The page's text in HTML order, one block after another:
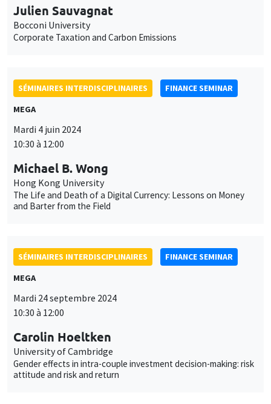
Julien Sauvagnat
Bocconi University
Corporate Taxation and Carbon Emissions
SÉMINAIRES INTERDISCIPLINAIRES
FINANCE SEMINAR
MEGA
Mardi 4 juin 2024
10:30 à 12:00
Michael B. Wong
Hong Kong University
The Life and Death of a Digital Currency: Lessons on Money
and Barter from the Field
SÉMINAIRES INTERDISCIPLINAIRES
FINANCE SEMINAR
MEGA
Mardi 24 septembre 2024
10:30 à 12:00
Carolin Hoeltken
University of Cambridge
Gender effects in intra-couple investment decision-making: risk
attitude and risk and return